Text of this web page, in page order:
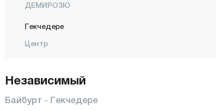
ДЕМИРОЗЮ
Гекчедере
Центр
Бингёль
Битлис
Независимый
Байбурт - Гекчедере